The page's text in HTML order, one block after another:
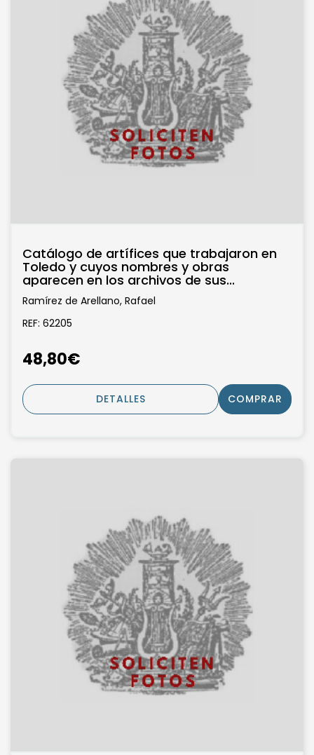
Catálogo de artífices que trabajaron en
Toledo y cuyos nombres y obras
aparecen en los archivos de sus...
Ramírez de Arellano, Rafael
REF: 62205
48,80€
DETALLES COMPRAR